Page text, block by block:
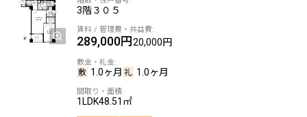
3階３０５
289,000円20,000円
1.0ヶ月 1.0ヶ月
1LDK48.51㎡